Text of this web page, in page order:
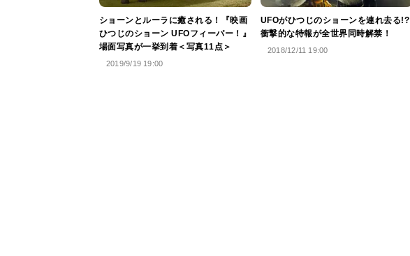
ショーンとルーラに癒される！『映画
ひつじのショーン UFOフィーバー！』
場面写真が一挙到着＜写真11点＞
2019/9/19 19:00
UFOがひつじのショーンを連れ去る!?
衝撃的な特報が全世界同時解禁！
2018/12/11 19:00